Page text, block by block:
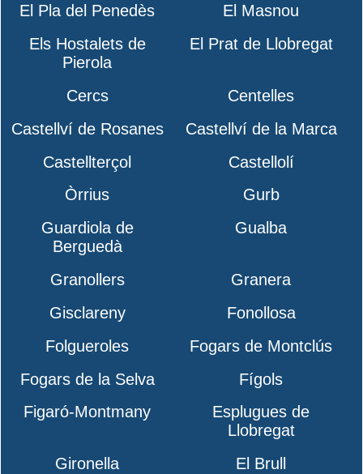
El Pla del Penedès
El Masnou
Els Hostalets de
Pierola
El Prat de Llobregat
Cercs
Centelles
Castellví de Rosanes
Castellví de la Marca
Castellterçol
Castellolí
Òrrius
Gurb
Guardiola de
Berguedà
Gualba
Granollers
Granera
Gisclareny
Fonollosa
Folgueroles
Fogars de Montclús
Fogars de la Selva
Fígols
Figaró-Montmany
Esplugues de
Llobregat
Gironella
El Brull